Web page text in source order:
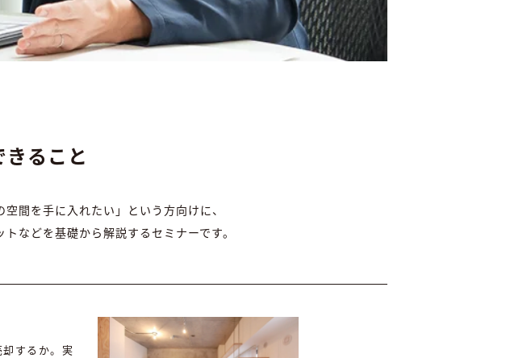
ること
間を手に入れたい」という方向けに、
などを基礎から解説するセミナーです。
するか。実